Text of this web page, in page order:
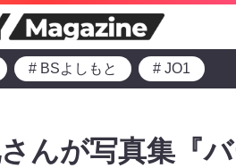
# BSよしもと # JO1
んが写真集『